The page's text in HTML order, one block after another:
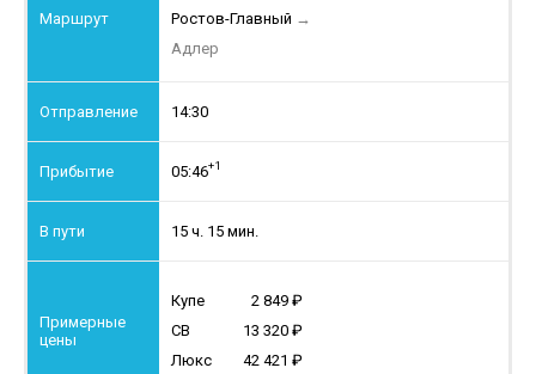
Ростов-Главный →
Адлер
14:30
05:46+1
15 ч. 15 мин.
Купе
2 849
СВ
13 320
Люкс
42 421